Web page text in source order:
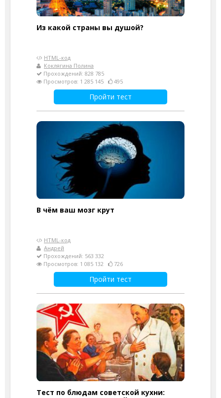
Из какой страны вы душой?
HTML-код
Коклягина Полина
Прохождений: 828 785
Просмотров: 1 285 145
495
Пройти тест
В чём ваш мозг крут
HTML-код
Андрей
Прохождений: 563 332
Просмотров: 1 085 132
726
Пройти тест
Тест по блюдам советской кухни: